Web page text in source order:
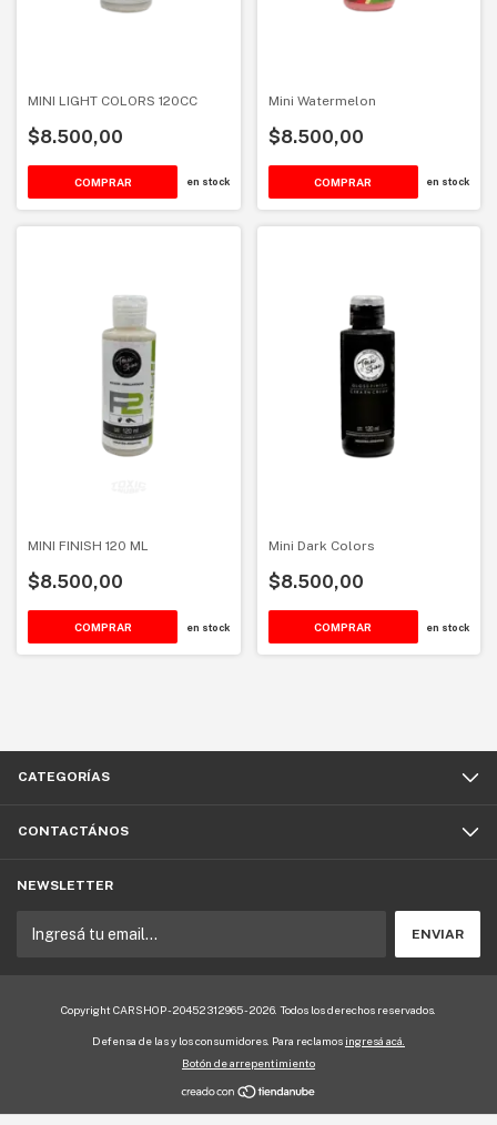
MINI LIGHT COLORS 120CC
$8.500,00
en stock
Mini Watermelon
$8.500,00
en stock
MINI FINISH 120 ML
$8.500,00
en stock
Mini Dark Colors
$8.500,00
en stock
CATEGORÍAS
CONTACTÁNOS
NEWSLETTER
Copyright CARSHOP - 20452312965 - 2026. Todos los derechos reservados.
Defensa de las y los consumidores. Para reclamos ingresá acá.
Botón de arrepentimiento